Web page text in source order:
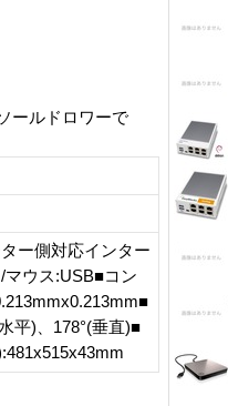
ールドロワーで
ー側対応インター
ウス:USB■コン
平)、178°(垂直)■